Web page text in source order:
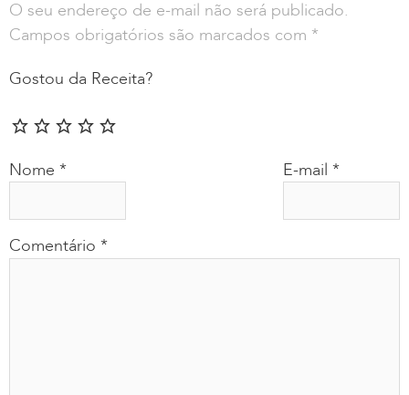
O seu endereço de e-mail não será publicado.
Campos obrigatórios são marcados com *
Gostou da Receita?
Comentário *
Nome * E-mail *